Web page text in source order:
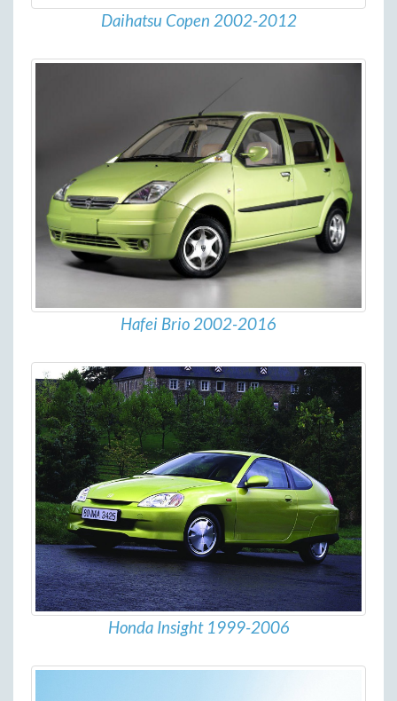
Daihatsu Copen 2002-2012
Hafei Brio 2002-2016
Honda Insight 1999-2006